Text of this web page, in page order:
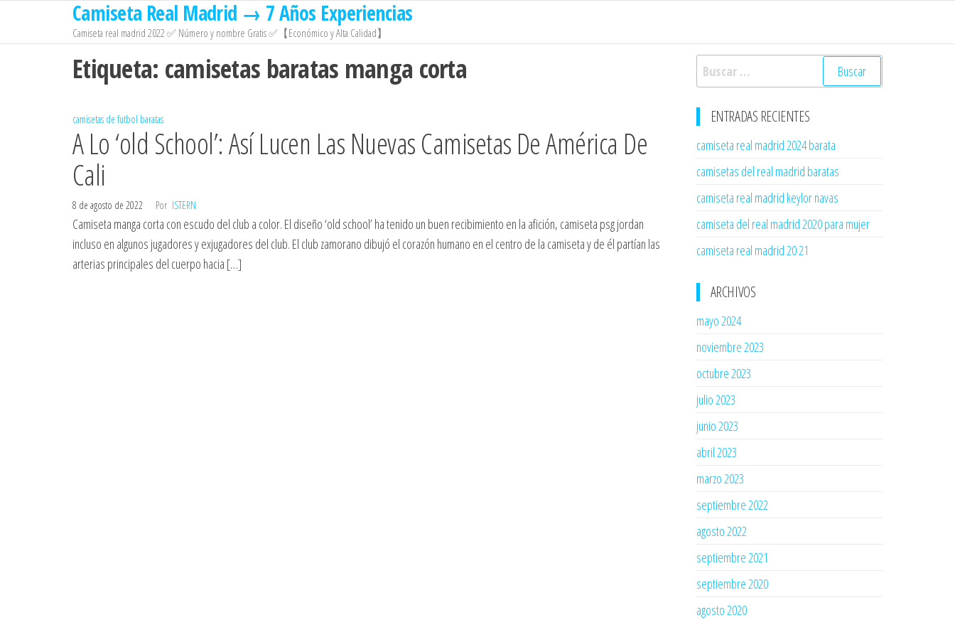
contenido
Camiseta Real Madrid → 7 Años Experiencias
Camiseta real madrid 2022 ✅ Número y nombre Gratis ✅【Económico y Alta Calidad】
Etiqueta: camisetas baratas manga corta
camisetas de futbol baratas
A Lo ‘old School’: Así Lucen Las Nuevas Camisetas De América De
Cali
8 de agosto de 2022 Por ISTERN
Camiseta manga corta con escudo del club a color. El diseño ‘old school’ ha tenido un buen recibimiento en la afición, camiseta psg jordan
incluso en algunos jugadores y exjugadores del club. El club zamorano dibujó el corazón humano en el centro de la camiseta y de él partían las
arterias principales del cuerpo hacia […]
Buscar:
ENTRADAS RECIENTES
camiseta real madrid 2024 barata
camisetas del real madrid baratas
camiseta real madrid keylor navas
camiseta del real madrid 2020 para mujer
camiseta real madrid 20 21
ARCHIVOS
mayo 2024
noviembre 2023
octubre 2023
julio 2023
junio 2023
abril 2023
marzo 2023
septiembre 2022
agosto 2022
septiembre 2021
septiembre 2020
agosto 2020